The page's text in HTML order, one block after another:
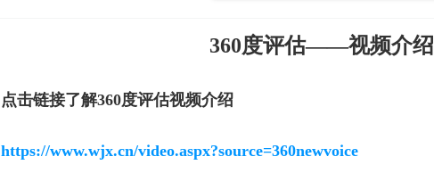
360度评估——视频介绍
点击链接了解360度评估视频介绍
https://www.wjx.cn/video.aspx?source=360newvoice